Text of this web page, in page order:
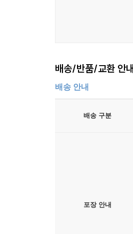
배송/반품/교환 안내
배송 안내
배송 구분
포장 안내